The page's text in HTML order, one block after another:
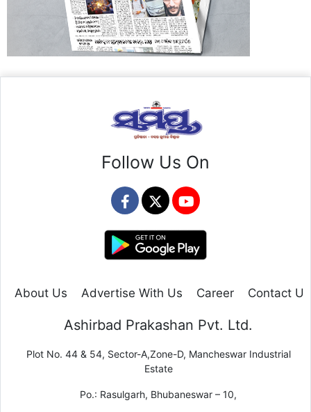
Follow Us On
About Us Advertise With Us Career Contact Us
Ashirbad Prakashan Pvt. Ltd.
Plot No. 44 & 54, Sector-A,Zone-D, Mancheswar Industrial
Estate
Po.: Rasulgarh, Bhubaneswar – 10,